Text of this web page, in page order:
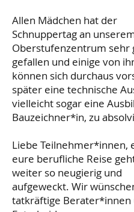
Allen Mädchen hat der
Schnuppertag an
Oberstufenzentrum sehr
gefallen und einige von
können sich durchaus
später eine technische
vielleicht sogar eine
Bauzeichner*in, zu
Liebe Teilnehmer*innen,
eure berufliche Reise
weiter so neugierig und
aufgeweckt. Wir
tatkräftige Berater*innen